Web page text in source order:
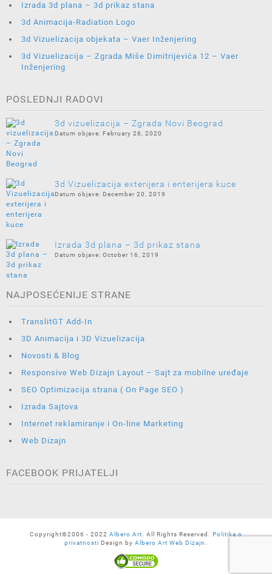
Izrada 3d plana – 3d prikaz stana
3d Animacija-Radiation Logo
3d Vizuelizacija objekata – Vaer Inženjering
3d Vizuelizacija – Zgrada Miše Dimitrijevića 12 – Vaer
Inženjering
POSLEDNJI RADOVI
3d vizuelizacija – Zgrada Novi Beograd
February 26, 2020
3d Vizuelizacija exterijera i enterijera kuce
December 20, 2019
Izrada 3d plana – 3d prikaz stana
October 16, 2019
NAJPOSEĆENIJE STRANE
TranslitGT Add-In
3D Animacija i 3D Vizuelizacija
Novosti & Blog
Responsive Web Dizajn Layout – Sajt za mobilne uređaje
SEO Optimizacija strana ( On Page SEO )
Izrada Sajtova
Internet reklamiranje i On-line Marketing
Web Dizajn
FACEBOOK PRIJATELJI
Copyright©2006 - 2022 Albero Art. All Rights Reserved. Politika o
privatnosti Design by Albero Art Web Dizajn.